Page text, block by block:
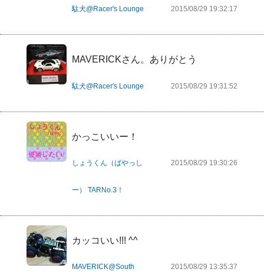
駄犬@Racer's Lounge 2015/08/29 19:32:17
MAVERICKさん。ありがとう
駄犬@Racer's Lounge 2015/08/29 19:31:52
かっこいいー！
しょうくん（ばやっし
ー） TARNo.3！
2015/08/29 19:30:26
カッコいい!!! ^^
MAVERICK@South 2015/08/29 13:35:37